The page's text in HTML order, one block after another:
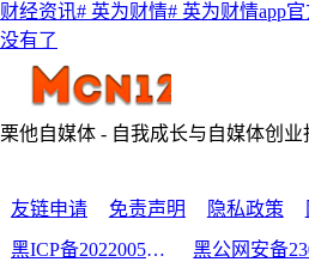
财经资讯# 英为财情# 英为财情app
没有了
栗他自媒体 - 自我成长与自媒体创业
友链申请 免责声明 隐私政策
黑ICP备2022005210号-2